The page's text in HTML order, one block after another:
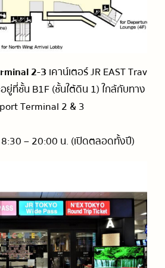
2-3 เคาน์เตอร์ JR EAST Trav
ยู่ที่ชั้น B1F (ชั้นใต้ดิน 1) ใกล้กับทาง
Terminal 2 & 3
– 20:00 น. (เปิดตลอดทั้งปี)